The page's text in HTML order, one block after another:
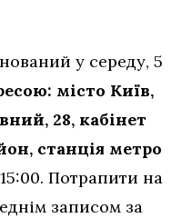
у середу, 5
місто Київ,
28, кабінет
станція метро
Потрапити на
записом за